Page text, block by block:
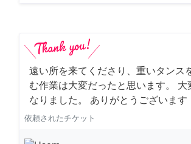
遠い所を来てくださり、重いタンス
む作業は大変だったと思います。 大
なりました。 ありがとうございます
依頼されたチケット